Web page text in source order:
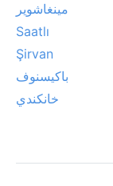
مينغاشوير
Saatlı
Şirvan
باكيسنوف
خانكندي